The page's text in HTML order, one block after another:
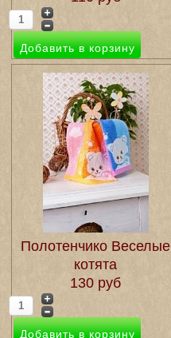
Полотенчико Веселые
котята
130 руб